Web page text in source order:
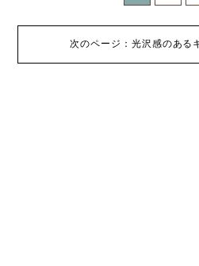
次のページ：光沢感のある